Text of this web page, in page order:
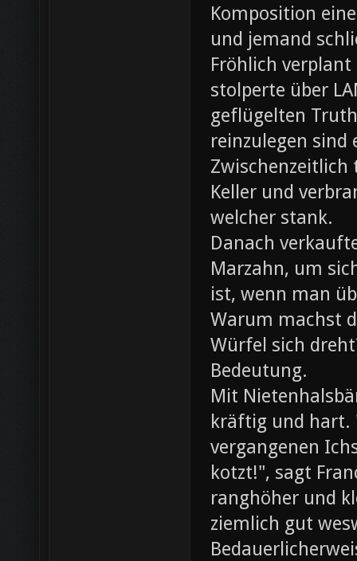
Komposition
und jemand
Fröhlich
stolperte über
geflügelten
reinzulegen sind
Zwischenzeitlich
Keller und
welcher stank.
Danach
Marzahn, um
ist, wenn man
Warum machst
Würfel sich
Bedeutung.
Mit
kräftig und hart.
vergangenen
kotzt!", sagt
ranghöher und
ziemlich gut